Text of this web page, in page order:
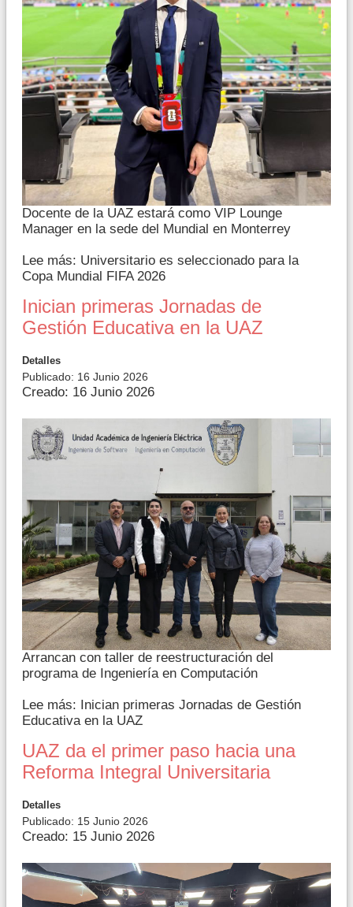
Docente de la UAZ estará como VIP Lounge
Manager en la sede del Mundial en Monterrey
Lee más: Universitario es seleccionado para la
Copa Mundial FIFA 2026
Inician primeras Jornadas de
Gestión Educativa en la UAZ
Detalles
Publicado: 16 Junio 2026
Creado: 16 Junio 2026
Arrancan con taller de reestructuración del
programa de Ingeniería en Computación
Lee más: Inician primeras Jornadas de Gestión
Educativa en la UAZ
UAZ da el primer paso hacia una
Reforma Integral Universitaria
Detalles
Publicado: 15 Junio 2026
Creado: 15 Junio 2026